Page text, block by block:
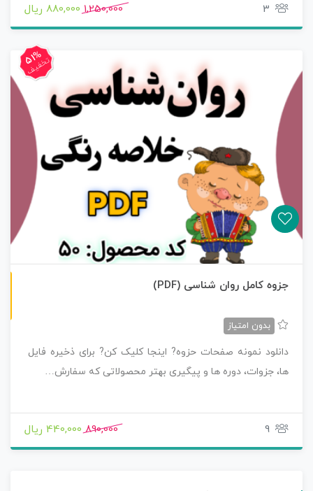
3
1,250,000 880,000 ریال
51%
تخفیف
جزوه کامل روان شناسی (PDF)
بدون امتیاز
دانلود نمونه صفحات حزوه? اینجا کلیک کن? برای ذخیره فایل
ها، جزوات، دوره ها و پیگیری بهتر محصولاتی که سفارش…
9
890,000 440,000 ریال